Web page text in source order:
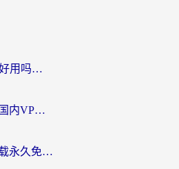
海外党必看：穿梭VPN好用吗？和云帆VPN对比哪个回国效果更好？附真实测评+避坑指南
海外党必看：如何选对国内VPN，实现无缝访问国内资源？
海外党必看：加速器下载永久免费版真的存在吗？教你无缝访问国内资源的正确姿势